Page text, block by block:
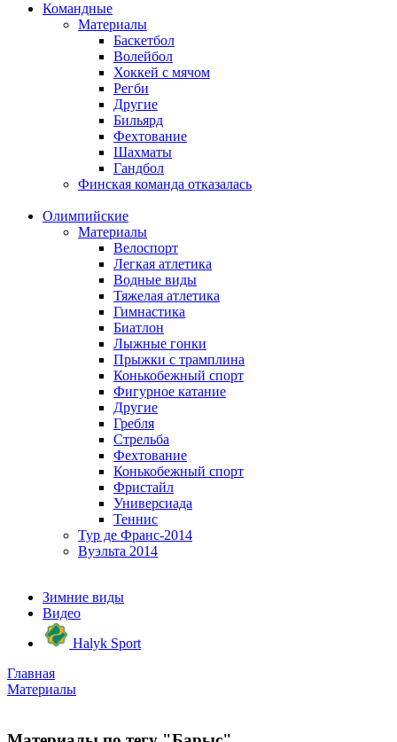
Командные
Материалы
Баскетбол
Волейбол
Хоккей с мячом
Регби
Другие
Бильярд
Фехтование
Шахматы
Гандбол
Финская команда отказалась
Олимпийские
Материалы
Велоспорт
Легкая атлетика
Водные виды
Тяжелая атлетика
Гимнастика
Биатлон
Лыжные гонки
Прыжки с трамплина
Конькобежный спорт
Фигурное катание
Другие
Гребля
Стрельба
Фехтование
Конькобежный спорт
Фристайл
Универсиада
Теннис
Тур де Франс-2014
Вуэльта 2014
Зимние виды
Видео
Halyk Sport
Главная
Материалы